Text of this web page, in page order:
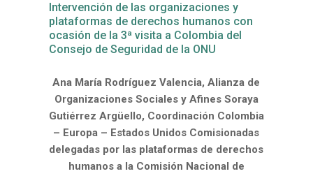
Intervención de las organizaciones y
plataformas de derechos humanos con
ocasión de la 3ª visita a Colombia del
Consejo de Seguridad de la ONU
Ana María Rodríguez Valencia, Alianza de
Organizaciones Sociales y Afines Soraya
Gutiérrez Argüello, Coordinación Colombia
– Europa – Estados Unidos Comisionadas
delegadas por las plataformas de derechos
humanos a la Comisión Nacional de